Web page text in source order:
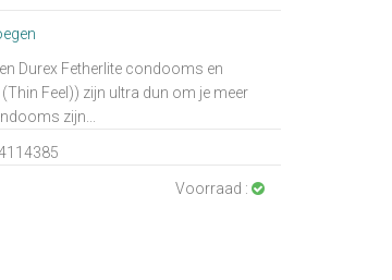
Durex Fetherlite condooms en
Feel)) zijn ultra dun om je meer
zijn...
Voorraad :